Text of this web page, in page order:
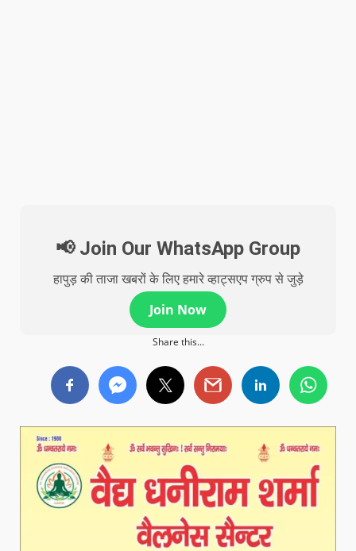
📢 Join Our WhatsApp Group
हापुड़ की ताजा खबरों के लिए हमारे व्हाट्सएप ग्रुप से जुड़े
Join Now
Share this...